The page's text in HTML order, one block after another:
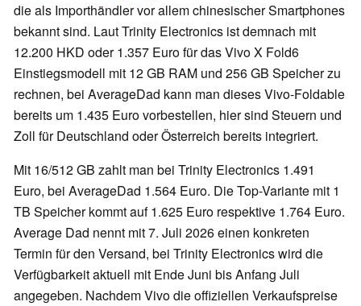
die als Importhändler vor allem chinesischer Smartphones
bekannt sind. Laut Trinity Electronics ist demnach mit
12.200 HKD oder 1.357 Euro für das Vivo X Fold6
Einstiegsmodell mit 12 GB RAM und 256 GB Speicher zu
rechnen, bei AverageDad kann man dieses Vivo-Foldable
bereits um 1.435 Euro vorbestellen, hier sind Steuern und
Zoll für Deutschland oder Österreich bereits integriert.
Mit 16/512 GB zahlt man bei Trinity Electronics 1.491
Euro, bei AverageDad 1.564 Euro. Die Top-Variante mit 1
TB Speicher kommt auf 1.625 Euro respektive 1.764 Euro.
Average Dad nennt mit 7. Juli 2026 einen konkreten
Termin für den Versand, bei Trinity Electronics wird die
Verfügbarkeit aktuell mit Ende Juni bis Anfang Juli
angegeben. Nachdem Vivo die offiziellen Verkaufspreise